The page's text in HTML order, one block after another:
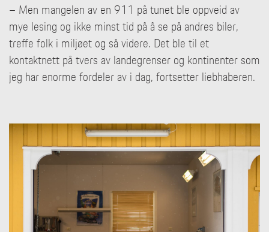
– Men mangelen av en 911 på tunet ble oppveid av
mye lesing og ikke minst tid på å se på andres biler,
treffe folk i miljøet og så videre. Det ble til et
kontaktnett på tvers av landegrenser og kontinenter som
jeg har enorme fordeler av i dag, fortsetter liebhaberen.